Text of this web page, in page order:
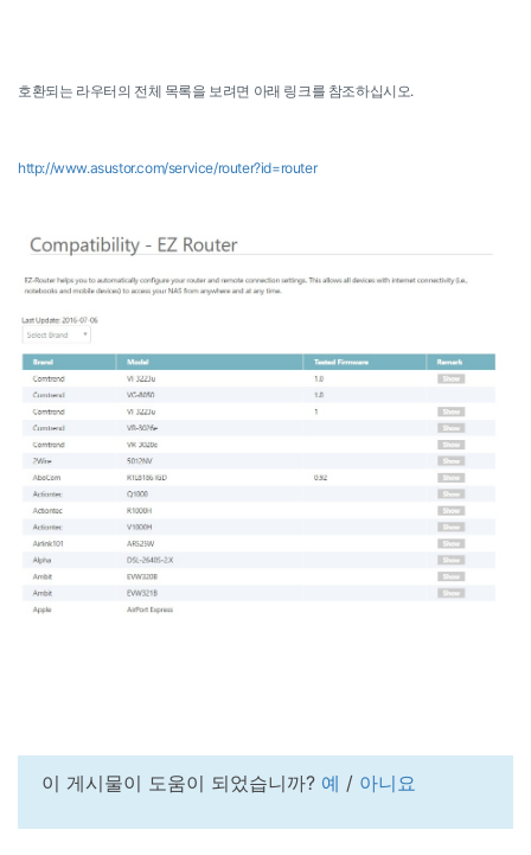
호환되는 라우터의 전체 목록을 보려면 아래 링크를 참조하십시오.
http://www.asustor.com/service/router?id=router
이 게시물이 도움이 되었습니까? 예 / 아니요